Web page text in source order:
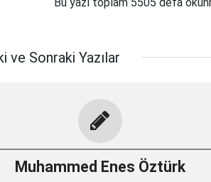
ve Sonraki Yazılar
Muhammed Enes Öztürk